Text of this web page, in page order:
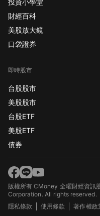
財經百科
美股放大鏡
口袋證券
即時股市
台股股市
美股股市
台股ETF
美股ETF
債券
版權所有 CMoney 全曜財經資
Corporation. All rights reserved.
隱私條款
使用條款 著作權政